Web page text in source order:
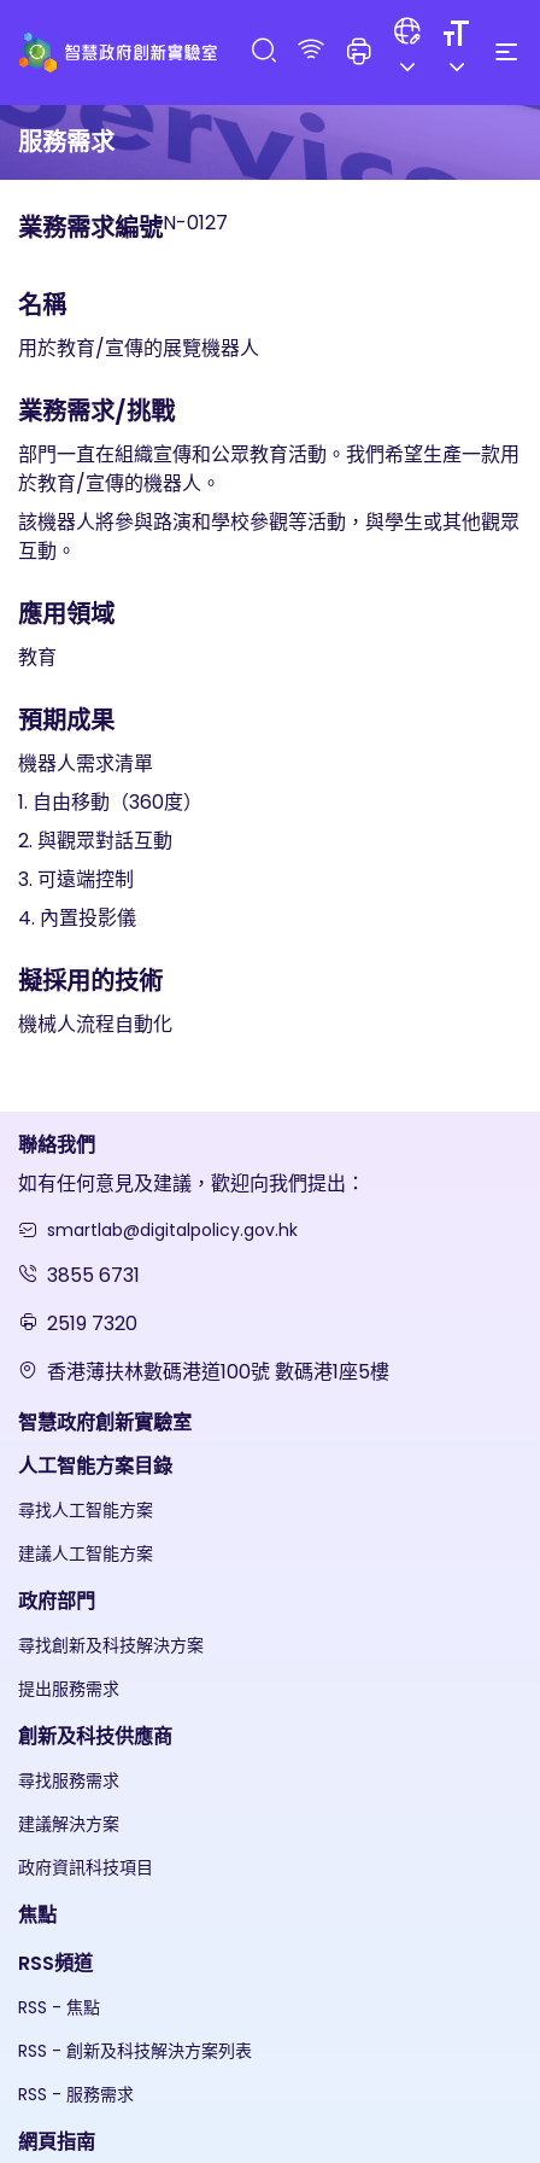
服務需求
業務需求編號N-0127
名稱
用於教育/宣傳的展覽機器人
業務需求/挑戰
部門一直在組織宣傳和公眾教育活動。我們希望生產一款用
於教育/宣傳的機器人。
該機器人將參與路演和學校參觀等活動，與學生或其他觀眾
互動。
應用領域
教育
預期成果
機器人需求清單
1. 自由移動（360度）
2. 與觀眾對話互動
3. 可遠端控制
4. 內置投影儀
擬採用的技術
機械人流程自動化
聯絡我們
如有任何意見及建議，歡迎向我們提出：
smartlab@digitalpolicy.gov.hk
3855 6731
2519 7320
香港薄扶林數碼港道100號 數碼港1座5樓
智慧政府創新實驗室
人工智能方案目錄
尋找人工智能方案
建議人工智能方案
政府部門
尋找創新及科技解決方案
提出服務需求
創新及科技供應商
尋找服務需求
建議解決方案
政府資訊科技項目
焦點
RSS頻道
RSS - 焦點
RSS - 創新及科技解決方案列表
RSS - 服務需求
網頁指南